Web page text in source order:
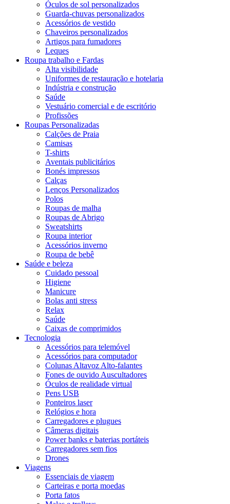
Óculos de sol personalizados
Guarda-chuvas personalizados
Acessórios de vestido
Chaveiros personalizados
Artigos para fumadores
Leques
Roupa trabalho e Fardas
Alta visibilidade
Uniformes de restauração e hotelaria
Indústria e construção
Saúde
Vestuário comercial e de escritório
Profissões
Roupas Personalizadas
Calções de Praia
Camisas
T-shirts
Aventais publicitários
Bonés impressos
Calças
Lenços Personalizados
Polos
Roupas de malha
Roupas de Abrigo
Sweatshirts
Roupa interior
Acessórios inverno
Roupa de bebê
Saúde e beleza
Cuidado pessoal
Higiene
Manicure
Bolas anti stress
Relax
Saúde
Caixas de comprimidos
Tecnologia
Acessórios para telemóvel
Acessórios para computador
Colunas Altavoz Alto-falantes
Fones de ouvido Auscultadores
Óculos de realidade virtual
Pens USB
Ponteiros laser
Relógios e hora
Carregadores e plugues
Câmeras digitais
Power banks e baterias portáteis
Carregadores sem fios
Drones
Viagens
Essenciais de viagem
Carteiras e porta moedas
Porta fatos